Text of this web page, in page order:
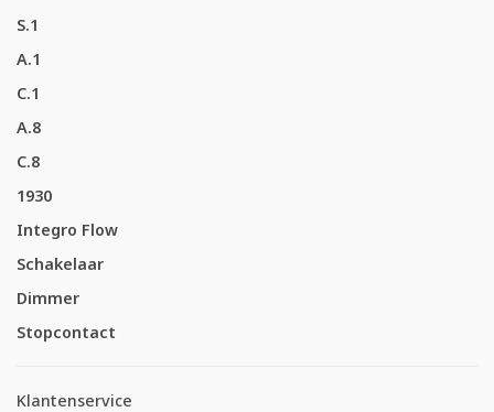
S.1
A.1
C.1
A.8
C.8
1930
Integro Flow
Schakelaar
Dimmer
Stopcontact
Klantenservice